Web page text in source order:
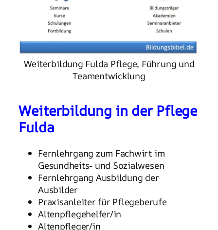
Weiterbildung Fulda Pflege, Führung und
Teamentwicklung
Weiterbildung in der Pflege
Fulda
Fernlehrgang zum Fachwirt im
Gesundheits- und Sozialwesen
Fernlehrgang Ausbildung der
Ausbilder
Praxisanleiter für Pflegeberufe
Altenpflegehelfer/in
Altenpfleger/in